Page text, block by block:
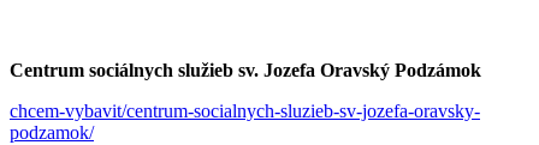
Centrum sociálnych služieb sv. Jozefa Oravský Podzámok
chcem-vybavit/centrum-socialnych-sluzieb-sv-jozefa-oravsky-
podzamok/